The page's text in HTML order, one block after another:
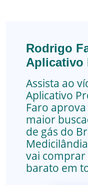
Rodrigo
Aplicativo
Assista ao
Aplicativo
Faro
maior
de gás do
Medicilândia
vai comprar
barato em